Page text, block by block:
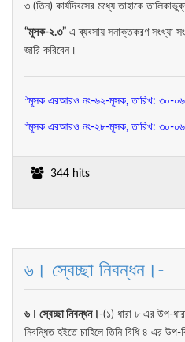
৩ (তিন) কার্যদিবসের মধ্যে তাহাকে
“মূসক-২.৩” এ ব্যবসায় সনাক্তকরণ সংখ্যা
জারি করিবেন।
১মূসক এরআরও নং-৬২-মূসক, তারিখ: ৩০-
২মূসক এরআরও নং-২৮-মূসক, তারিখ: ৩০-
344 hits
৬। স্বেচ্ছা নিবন্ধন।-
৬ । স্বেচ্ছানিবন্ধন। -(১) ধারা ৮ এর উপ-
নিবন্ধিত হইতে চাহিলে তিনি বিধি ৪ এর উপ-